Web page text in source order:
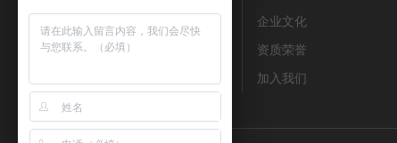
测温笔
企业文化
资质荣誉
加入我们